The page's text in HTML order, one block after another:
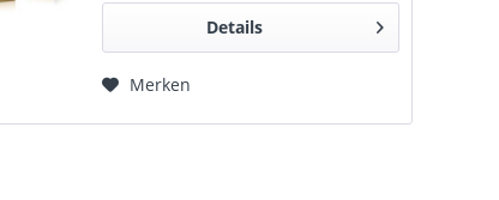
Details
Merken